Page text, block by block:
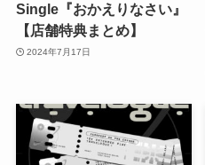
Single『おかえりなさい』
【店舗特典まとめ】
2024年7月17日